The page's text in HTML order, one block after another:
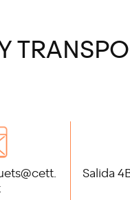
Salida